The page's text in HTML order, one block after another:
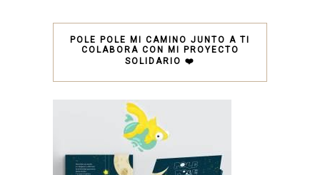
POLE POLE MI CAMINO JUNTO A TI
COLABORA CON MI PROYECTO
SOLIDARIO ❤️